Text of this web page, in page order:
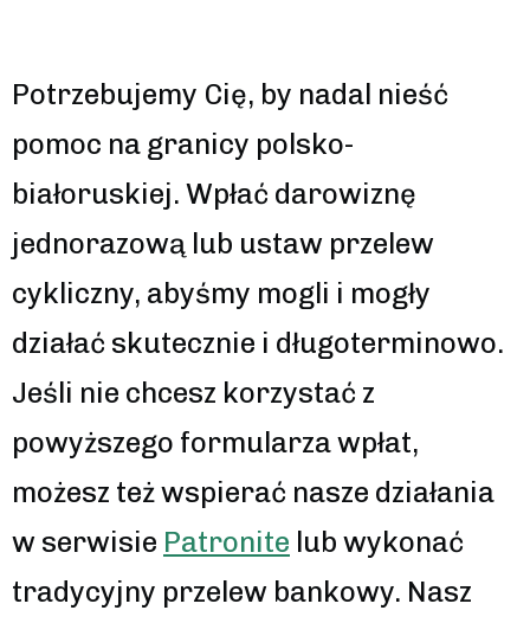
Potrzebujemy Cię, by nadal nieść
pomoc na granicy polsko-
białoruskiej. Wpłać darowiznę
jednorazową lub ustaw przelew
cykliczny, abyśmy mogli i mogły
działać skutecznie i długoterminowo.
Jeśli nie chcesz korzystać z
powyższego formularza wpłat,
możesz też wspierać nasze działania
w serwisie Patronite lub wykonać
tradycyjny przelew bankowy. Nasz